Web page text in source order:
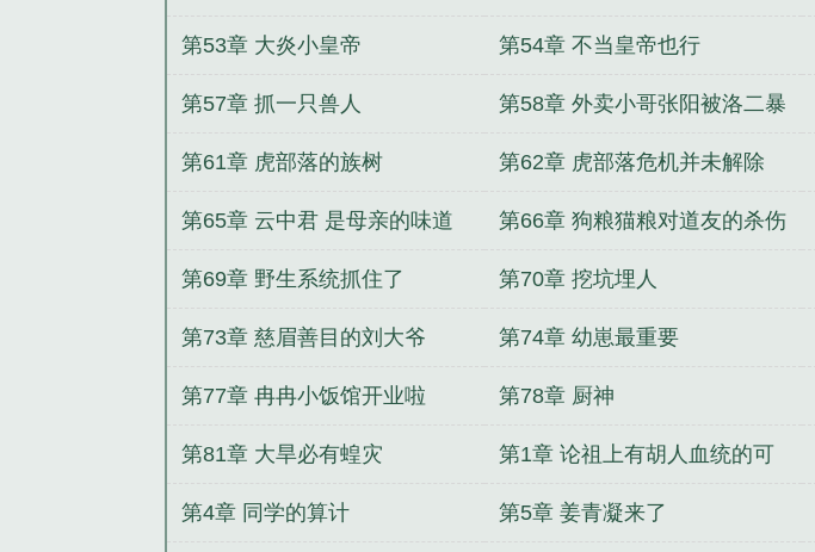
额
第53章 大炎小皇帝 第54章 不当皇帝也行
第57章 抓一只兽人 第58章 外卖小哥张阳被洛二暴
打
第61章 虎部落的族树 第62章 虎部落危机并未解除
第65章 云中君 是母亲的味道 第66章 狗粮猫粮对道友的杀伤
力
第69章 野生系统抓住了 第70章 挖坑埋人
第73章 慈眉善目的刘大爷 第74章 幼崽最重要
第77章 冉冉小饭馆开业啦 第78章 厨神
第81章 大旱必有蝗灾 第1章 论祖上有胡人血统的可
能性
第4章 同学的算计 第5章 姜青凝来了